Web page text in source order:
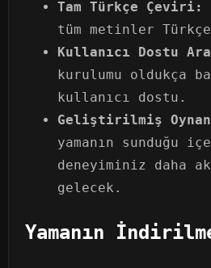
Tam Türkçe Çeviri:
tüm metinler
Kullanıcı Dostu
kurulumu oldukça
kullanıcı dostu.
Geliştirilmiş
yamanın sunduğu
deneyiminiz daha
gelecek.
Yamanın